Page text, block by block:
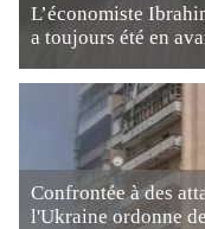
L’économiste
a toujours été en
Confrontée à des
l'Ukraine ordonne